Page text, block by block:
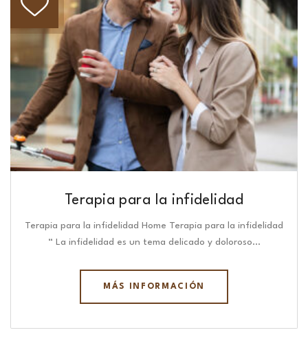
Terapia para la infidelidad
Terapia para la infidelidad Home Terapia para la infidelidad
“ La infidelidad es un tema delicado y doloroso…
MÁS INFORMACIÓN